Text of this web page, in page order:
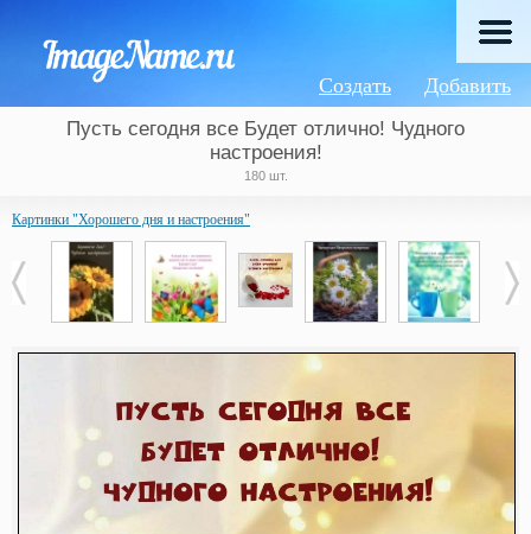
Добавить
Создать
Пусть сегодня все Будет отлично! Чудного
настроения!
180 шт.
Картинки "Хорошего дня и настроения"